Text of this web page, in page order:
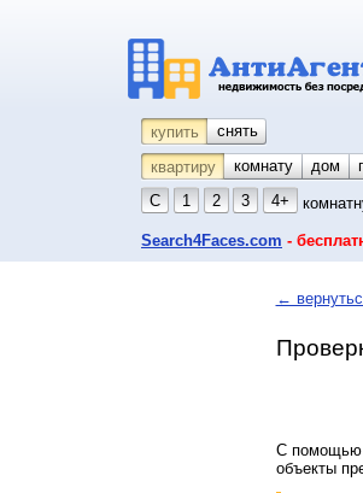
купить снять
квартиру
комнату койко-
дом
С
1 2 3 4+
Search4Faces.com -
←
С помощью
объекты